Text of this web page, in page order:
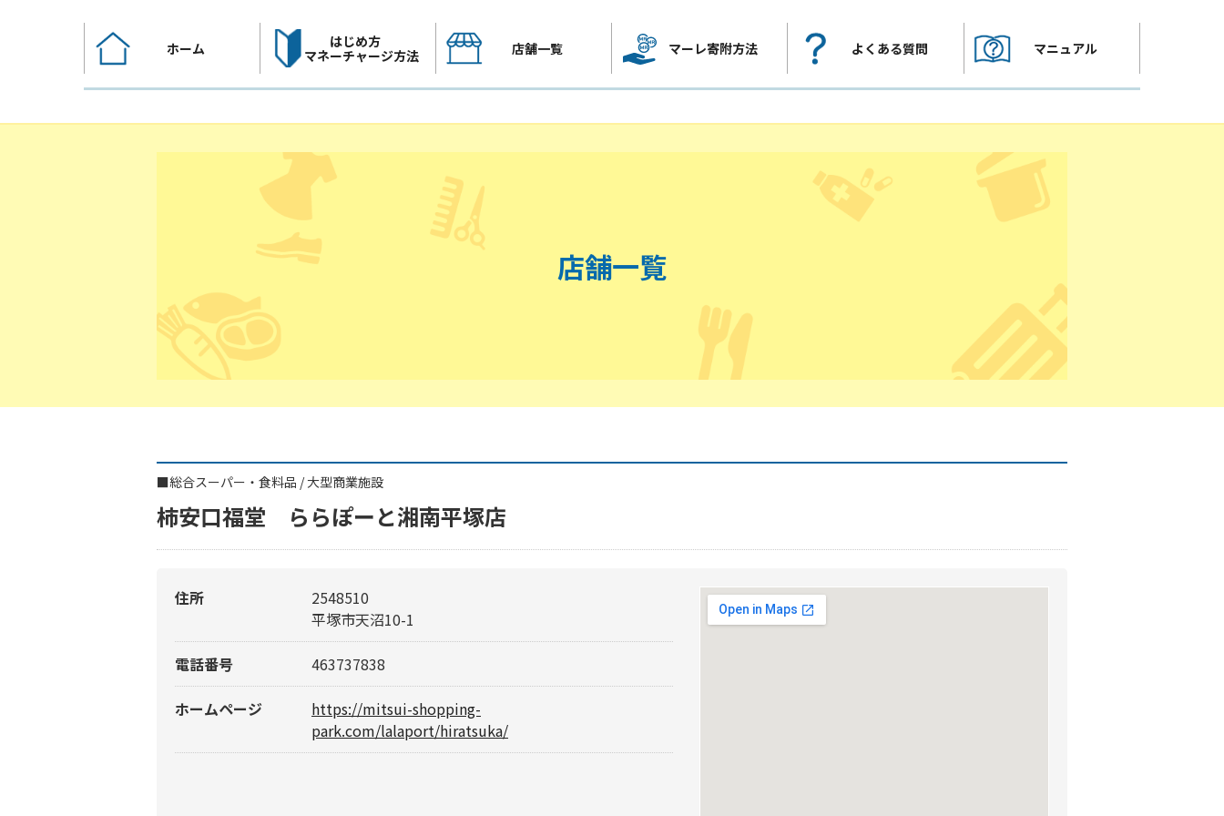
へ
ホーム
はじめ方
マネーチャージ方法
店舗一覧 マーレ寄附方法 よくある質問 マニュアル
店舗一覧
■総合スーパー・食料品 /大型商業施設
柿安口福堂 ららぽーと湘南平塚店
住所
2548510
平塚市天沼10-1
電話番号 463737838
ホームページ
https://mitsui-shopping-
park.com/lalaport/hiratsuka/